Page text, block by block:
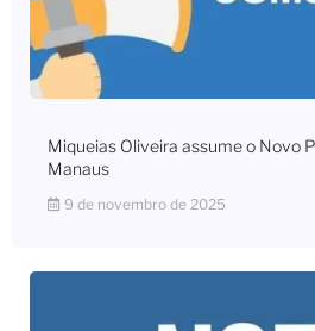
Miqueias Oliveira assume o Novo
Manaus
9 de novembro de 2025